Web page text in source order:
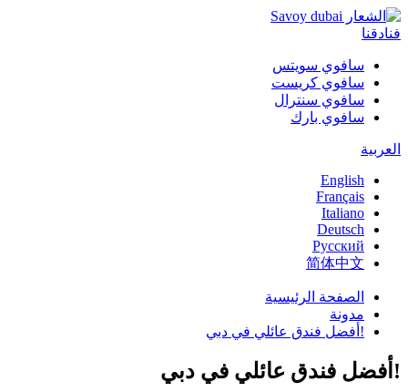
فنادقنا
سافوي سويتس
سافوي كريست
سافوي سنترال
سافوي بارك
العربية
English
Français
Italiano
Deutsch
Русский
简体中文
الصفحة الرئيسية
مدونة
!أفضل فندق عائلي في دبي
!أفضل فندق عائلي في دبي